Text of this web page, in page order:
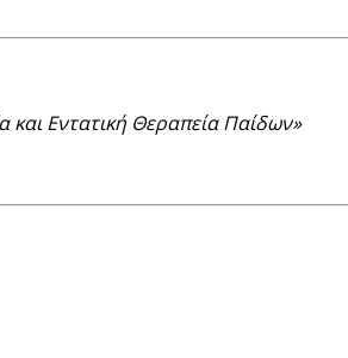
και Εντατική Θεραπεία Παίδων»